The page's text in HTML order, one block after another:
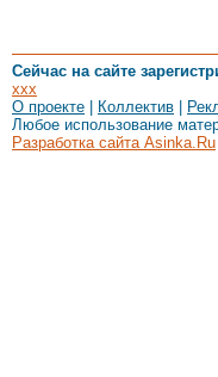
Сейчас на сайте
xxx
О проекте
Коллектив
Любое использование
Разработка сайта Asinka.Ru